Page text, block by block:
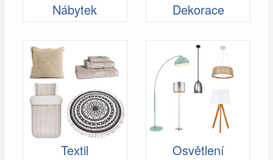
Nábytek Dekorace
Textil Osvětlení